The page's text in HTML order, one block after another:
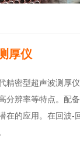
厚仪
精密型超声波测厚
分辨率等特点。配
在的应用。在回波-